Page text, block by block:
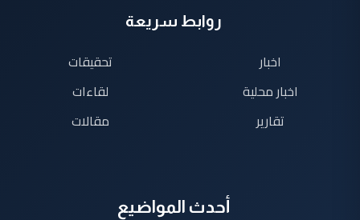
روابط سريعة
اخبار
اخبار محلية
تقارير
تحقيقات
لقاءات
مقالات
أحدث المواضيع